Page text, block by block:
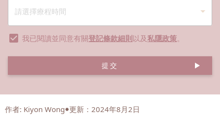
我已閱讀並同意有關登記條款細則以及私隱政策。
提交
作者: Kiyon Wong 更新：2024年8月2日